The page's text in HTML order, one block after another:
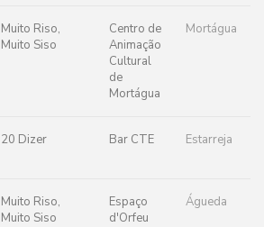
Muito Riso,
Muito Siso
Centro de
Animação
Cultural
de
Mortágua
Mortágua
20 Dizer Bar CTE Estarreja
Muito Riso,
Muito Siso
Espaço
d'Orfeu
Águeda